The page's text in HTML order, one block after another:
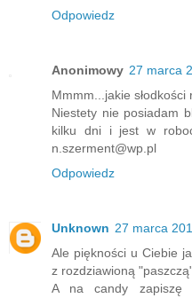
Odpowiedz
Anonimowy 27 marca
Mmmm...jakie słodkości
Niestety nie posiadam
kilku dni i jest w
n.szerment@wp.pl
Odpowiedz
Unknown 27 marca
Ale piękności u Ciebie
z rozdziawioną
A na candy